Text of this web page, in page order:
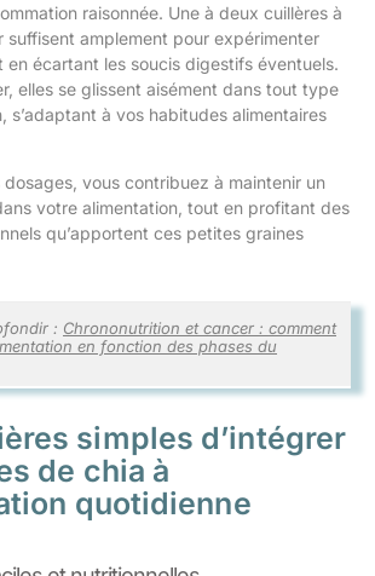
raisonnée. Une à deux cuillères à
suffisent amplement pour expérimenter
en écartant les soucis digestifs éventuels.
elles se glissent aisément dans tout type
s’adaptant à vos habitudes alimentaires
vous contribuez à maintenir un
votre alimentation, tout en profitant des
qu’apportent ces petites graines
: Chrononutrition et cancer : comment
en fonction des phases du
simples d’intégrer
de chia à
quotidienne